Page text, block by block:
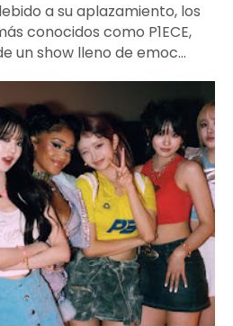
a su aplazamiento, los
conocidos como P1ECE,
un show lleno de emoc...